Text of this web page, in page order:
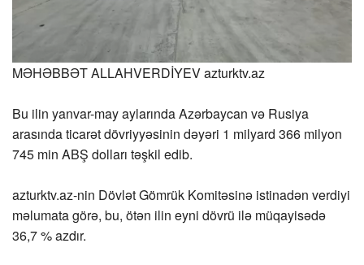
MƏHƏBBƏT ALLAHVERDİYEVazturktv.az
Bu ilin yanvar-may aylarında Azərbaycan və Rusiya
arasında ticarət dövriyyəsinin dəyəri 1 milyard 366 milyon
745 min ABŞ dolları təşkil edib.
azturktv.az-nin Dövlət Gömrük Komitəsinə istinadən verdiyi
məlumata görə, bu, ötən ilin eyni dövrü ilə müqayisədə
36,7 % azdır.